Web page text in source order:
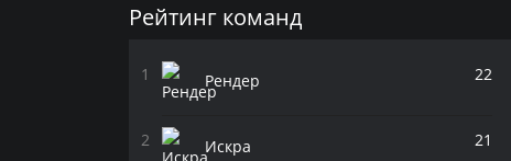
Рейтинг команд
Рендер 22
Искра 21